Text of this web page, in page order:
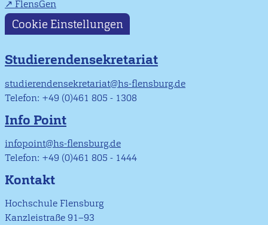
FlensGen
Cookie Einstellungen
Studierendensekretariat
studierendensekretariat@hs-flensburg.de
Telefon: +49 (0)461 805 - 1308
Info Point
infopoint@hs-flensburg.de
Telefon: +49 (0)461 805 - 1444
Kontakt
Hochschule Flensburg
Kanzleistraße 91–93